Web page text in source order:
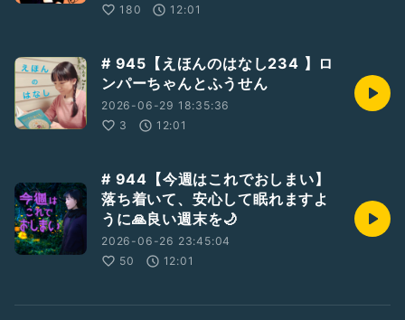
180
12:01
# 945【えほんのはなし234 】ロ
ンパーちゃんとふうせん
2026-06-29 18:35:36
3
12:01
# 944【今週はこれでおしまい】
落ち着いて、安心して眠れますよ
うに🙏良い週末を🌙
2026-06-26 23:45:04
50
12:01